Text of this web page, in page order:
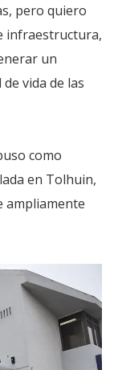
pero quiero
infraestructura,
un
vida de las
como
en Tolhuin,
ampliamente